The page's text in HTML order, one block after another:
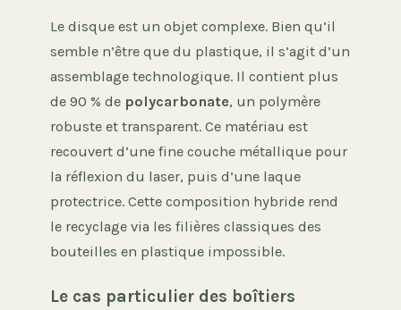
Le disque est un objet complexe. Bien qu’il
semble n’être que du plastique, il s’agit d’un
assemblage technologique. Il contient plus
de 90 % de polycarbonate, un polymère
robuste et transparent. Ce matériau est
recouvert d’une fine couche métallique pour
la réflexion du laser, puis d’une laque
protectrice. Cette composition hybride rend
le recyclage via les filières classiques des
bouteilles en plastique impossible.
Le cas particulier des boîtiers